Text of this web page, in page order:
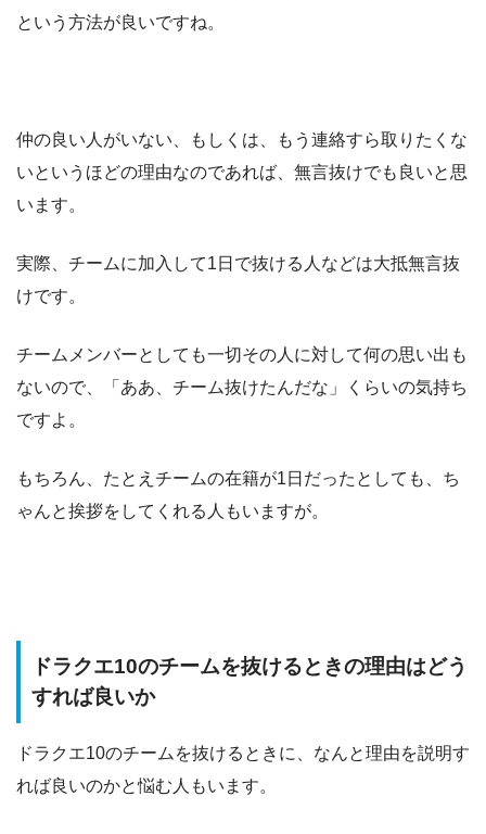
という方法が良いですね。
仲の良い人がいない、もしくは、もう連絡すら取りたくな
いというほどの理由なのであれば、無言抜けでも良いと思
います。
実際、チームに加入して1日で抜ける人などは大抵無言抜
けです。
チームメンバーとしても一切その人に対して何の思い出も
ないので、「ああ、チーム抜けたんだな」くらいの気持ち
ですよ。
もちろん、たとえチームの在籍が1日だったとしても、ち
ゃんと挨拶をしてくれる人もいますが。
ドラクエ10のチームを抜けるときの理由はどう
すれば良いか
ドラクエ10のチームを抜けるときに、なんと理由を説明す
れば良いのかと悩む人もいます。